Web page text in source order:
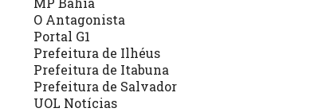
O Antagonista
Portal G1
Prefeitura de Ilhéus
Prefeitura de Itabuna
Prefeitura de Salvador
UOL Notícias